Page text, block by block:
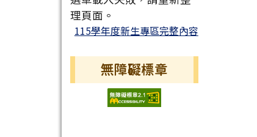
理頁面。
115學年度新生專區完整內容
無障礙標章